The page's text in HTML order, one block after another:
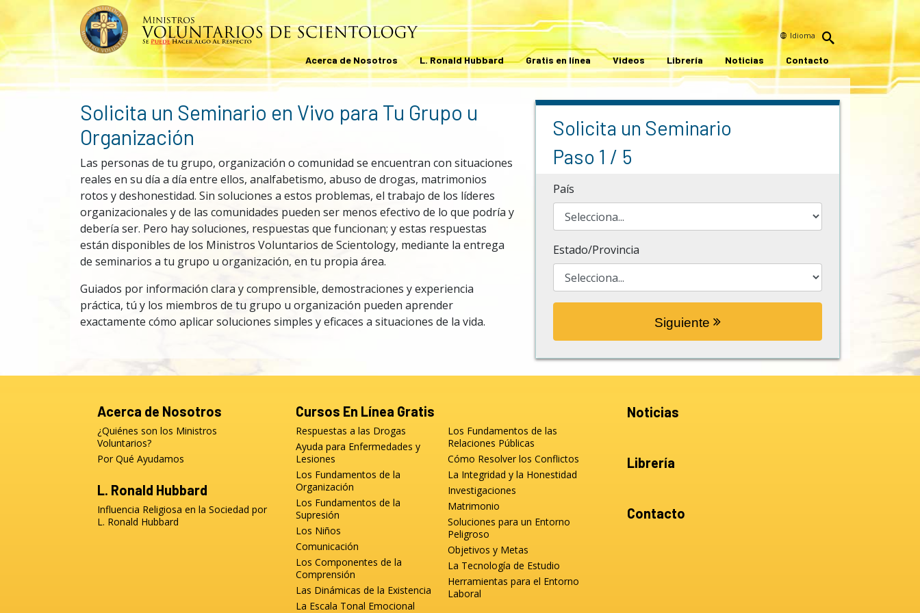
Idioma
Acerca de Nosotros L. Ronald Hubbard Gratis en línea Videos Librería Noticias Contacto
Solicita un Seminario en Vivo para Tu Grupo u
Organización
Las personas de tu grupo, organización o comunidad se encuentran con situaciones
reales en su día a día entre ellos, analfabetismo, abuso de drogas, matrimonios
rotos y deshonestidad. Sin soluciones a estos problemas, el trabajo de los líderes
organizacionales y de las comunidades pueden ser menos efectivo de lo que podría y
debería ser. Pero hay soluciones, respuestas que funcionan; y estas respuestas
están disponibles de los Ministros Voluntarios de Scientology, mediante la entrega
de seminarios a tu grupo u organización, en tu propia área.
Guiados por información clara y comprensible, demostraciones y experiencia
práctica, tú y los miembros de tu grupo u organización pueden aprender
exactamente cómo aplicar soluciones simples y eficaces a situaciones de la vida.
Solicita un Seminario
Paso 1 / 5
País
Estado/Provincia
Siguiente
Acerca de Nosotros
¿Quiénes son los Ministros
Voluntarios?
Por Qué Ayudamos
L. Ronald Hubbard
Influencia Religiosa en la Sociedad por
L. Ronald Hubbard
Cursos En Línea Gratis
Respuestas a las Drogas
Ayuda para Enfermedades y
Lesiones
Los Fundamentos de la
Organización
Los Fundamentos de la
Supresión
Los Niños
Comunicación
Los Componentes de la
Comprensión
Las Dinámicas de la Existencia
La Escala Tonal Emocional
Los Fundamentos de las
Relaciones Públicas
Cómo Resolver los Conflictos
La Integridad y la Honestidad
Investigaciones
Matrimonio
Soluciones para un Entorno
Peligroso
Objetivos y Metas
La Tecnología de Estudio
Herramientas para el Entorno
Laboral
Noticias
Librería
Contacto